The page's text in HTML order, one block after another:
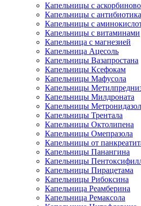
Капельницы с
Капельницы с
Капельницы с
Капельницы с витаминами
Капельница с магнезией
Капельница Ацесоль
Капельницы Вазапростана
Капельницы Ксефокам
Капельницы Мафусола
Капельницы
Капельницы Милдроната
Капельницы
Капельницы Трентала
Капельницы Октолипена
Капельницы Омепразола
Капельницы от
Капельницы Панангина
Капельницы
Капельницы Пирацетама
Капельницы Рибоксина
Капельница Реамберина
Капельница Ремаксола